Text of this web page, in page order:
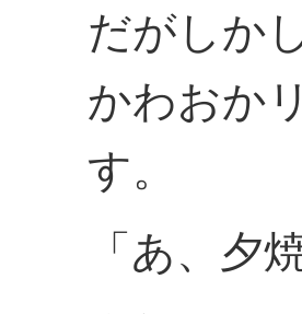
だがしか
かわおか
す。
「あ、夕